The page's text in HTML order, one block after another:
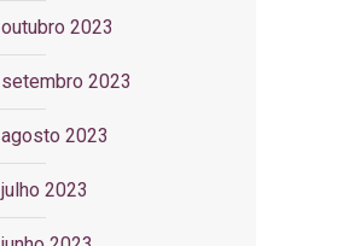
outubro 2023
setembro 2023
agosto 2023
julho 2023